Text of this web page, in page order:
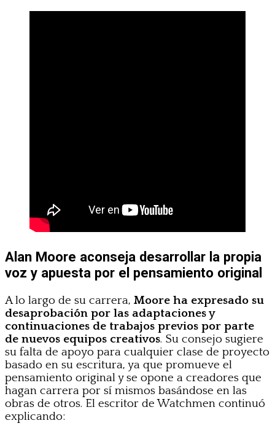
Alan Moore aconseja desarrollar la propia
voz y apuesta por el pensamiento original
A lo largo de su carrera, Moore ha expresado su
desaprobación por las adaptaciones y
continuaciones de trabajos previos por parte
de nuevos equipos creativos. Su consejo sugiere
su falta de apoyo para cualquier clase de proyecto
basado en su escritura, ya que promueve el
pensamiento original y se opone a creadores que
hagan carrera por sí mismos basándose en las
obras de otros. El escritor de Watchmen continuó
explicando: